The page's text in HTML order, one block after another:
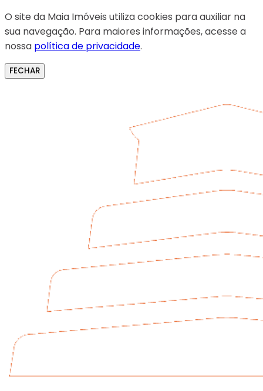
O site da Maia Imóveis utiliza cookies para auxiliar na
sua navegação. Para maiores informações, acesse a
nossa política de privacidade.
FECHAR